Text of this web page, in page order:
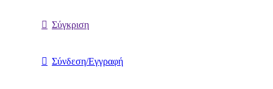
Σύγκριση
Σύνδεση/Εγγραφή